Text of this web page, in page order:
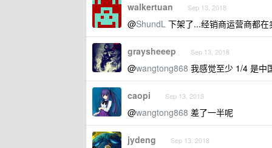
walkertuan Sep 13, 2018
@ShundL 下架了...经销商运营商都在
graysheeep Sep 13, 2018
@wangtong868 我感觉至少 1/4 是中
caopi Sep 13, 2018
@wangtong868 差了一半呢
jydeng Sep 13, 2018